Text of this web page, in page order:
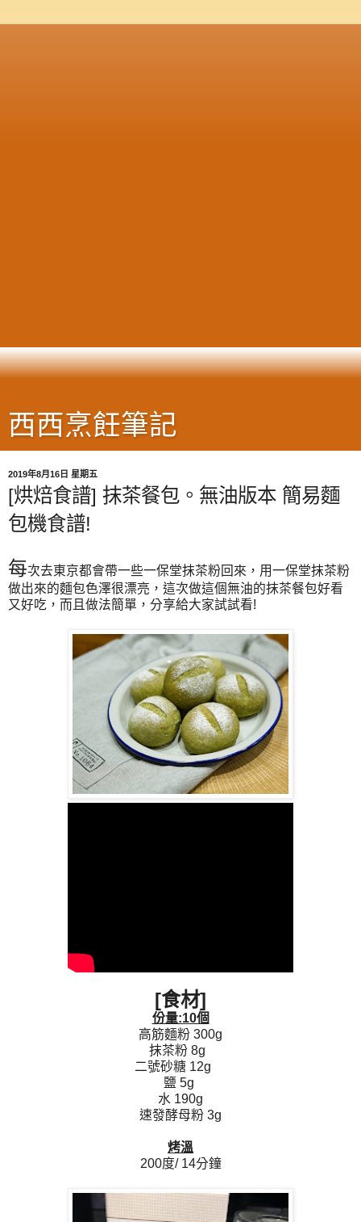
西西烹飪筆記
2019年8月16日 星期五
[烘焙食譜] 抹茶餐包。無油版本 簡易麵
包機食譜!
每次去東京都會帶一些一保堂抹茶粉回來，用一保堂抹茶粉
做出來的麵包色澤很漂亮，這次做這個無油的抹茶餐包好看
又好吃，而且做法簡單，分享給大家試試看!
[食材]
份量:10個
高筋麵粉 300g
抹茶粉 8g
二號砂糖 12g
鹽 5g
水 190g
速發酵母粉 3g
烤溫
200度/ 14分鐘